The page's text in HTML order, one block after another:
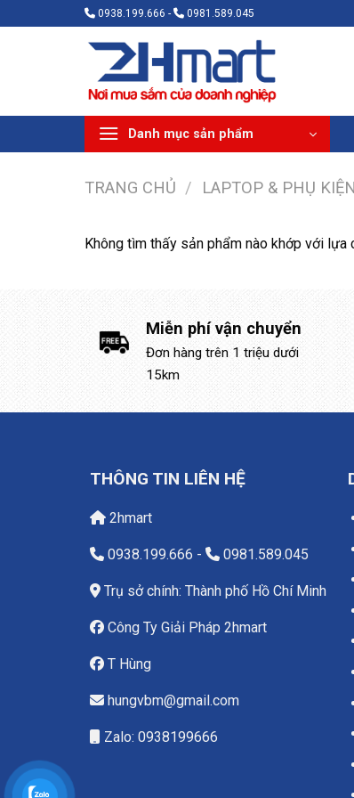
qua
0938.199.666 - 0981.589.045
Danh mục sản phẩm
TRANG CHỦ / LAPTOP & PHỤ KIỆN
Không tìm thấy sản phẩm nào khớp với lựa
Miễn phí vận chuyển
Đơn hàng trên 1 triệu dưới
15km
THÔNG TIN LIÊN HỆ
2hmart
0938.199.666 - 0981.589.045
Trụ sở chính: Thành phố Hồ Chí Minh
Công Ty Giải Pháp 2hmart
T Hùng
hungvbm@gmail.com
Zalo: 0938199666